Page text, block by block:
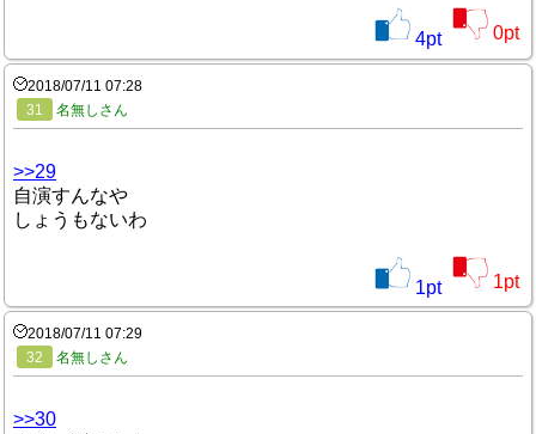
4pt 0pt
2018/07/11 07:28
31
名無しさん
>>29
自演すんなや
しょうもないわ
1pt 1pt
2018/07/11 07:29
32
名無しさん
>>30